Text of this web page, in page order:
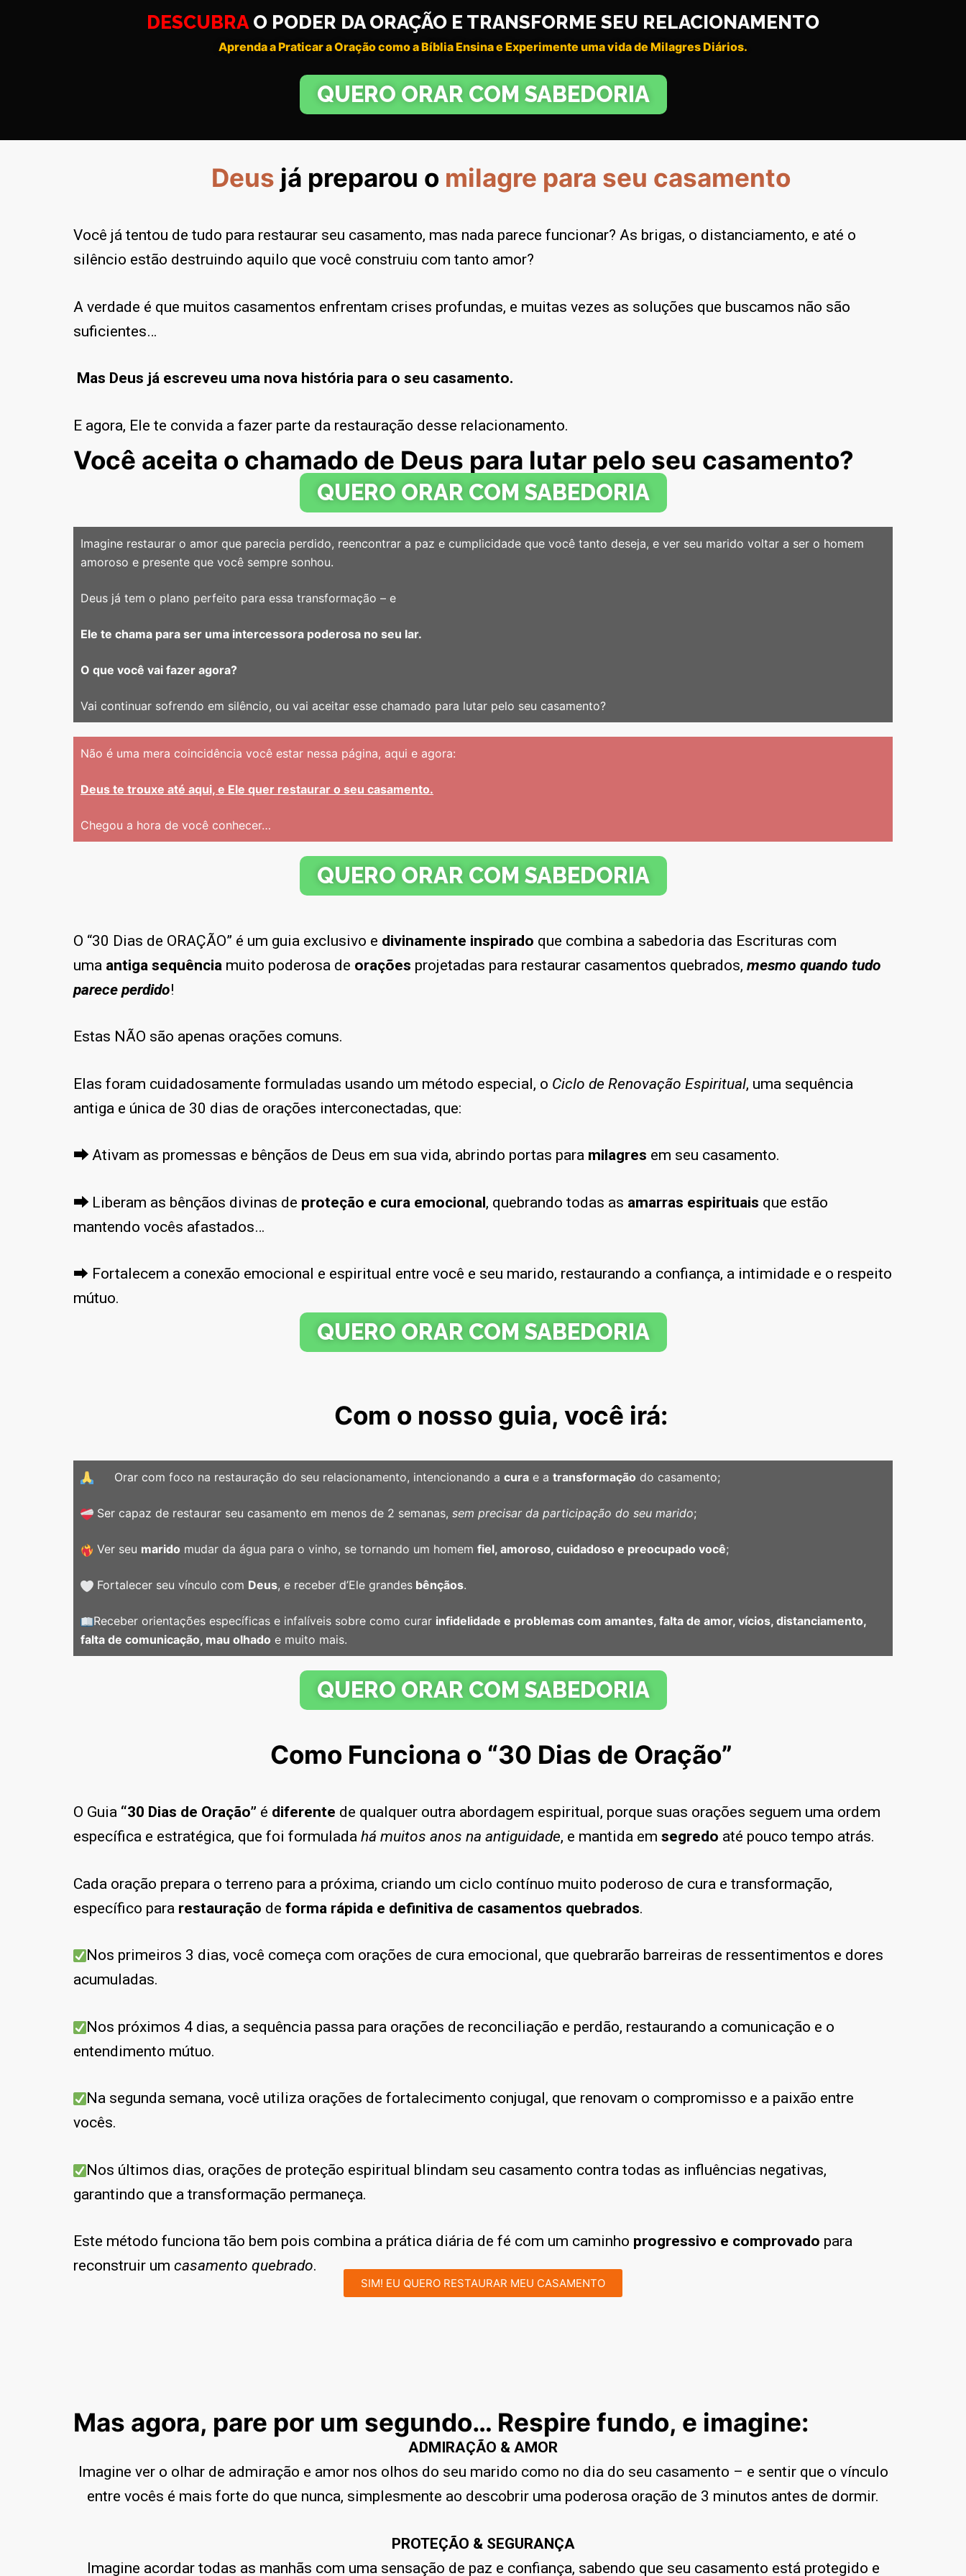
DESCUBRA O PODER DA ORAÇÃO E TRANSFORME SEU RELACIONAMENTO
Aprenda a Praticar a Oração como a Bíblia Ensina e Experimente uma vida de Milagres Diários.
QUERO ORAR COM SABEDORIA
Deus já preparou o milagre para seu casamento
Você já tentou de tudo para restaurar seu casamento, mas nada parece funcionar? As brigas, o distanciamento, e até o
silêncio estão destruindo aquilo que você construiu com tanto amor?
A verdade é que muitos casamentos enfrentam crises profundas, e muitas vezes as soluções que buscamos não são
suficientes…
Mas Deus já escreveu uma nova história para o seu casamento.
E agora, Ele te convida a fazer parte da restauração desse relacionamento.
Você aceita o chamado de Deus para lutar pelo seu casamento?
QUERO ORAR COM SABEDORIA
Imagine restaurar o amor que parecia perdido, reencontrar a paz e cumplicidade que você tanto deseja, e ver seu marido voltar a ser o homem
amoroso e presente que você sempre sonhou.
Deus já tem o plano perfeito para essa transformação – e
Ele te chama para ser uma intercessora poderosa no seu lar.
O que você vai fazer agora?
Vai continuar sofrendo em silêncio, ou vai aceitar esse chamado para lutar pelo seu casamento?
Não é uma mera coincidência você estar nessa página, aqui e agora:
Deus te trouxe até aqui, e Ele quer restaurar o seu casamento.
Chegou a hora de você conhecer…
QUERO ORAR COM SABEDORIA
O “30 Dias de ORAÇÃO” é um guia exclusivo e divinamente inspirado que combina a sabedoria das Escrituras com
uma antiga sequência muito poderosa de orações projetadas para restaurar casamentos quebrados, mesmo quando tudo
parece perdido!
Estas NÃO são apenas orações comuns.
Elas foram cuidadosamente formuladas usando um método especial, o Ciclo de Renovação Espiritual, uma sequência
antiga e única de 30 dias de orações interconectadas, que:
⮕ Ativam as promessas e bênçãos de Deus em sua vida, abrindo portas para milagres em seu casamento.
⮕ Liberam as bênçãos divinas de proteção e cura emocional, quebrando todas as amarras espirituais que estão
mantendo vocês afastados…
⮕ Fortalecem a conexão emocional e espiritual entre você e seu marido, restaurando a confiança, a intimidade e o respeito
mútuo.
QUERO ORAR COM SABEDORIA
Com o nosso guia, você irá:
Orar com foco na restauração do seu relacionamento, intencionando a cura e a transformação do casamento;
Ser capaz de restaurar seu casamento em menos de 2 semanas, sem precisar da participação do seu marido;
Ver seu marido mudar da água para o vinho, se tornando um homem fiel, amoroso, cuidadoso e preocupado você;
Fortalecer seu vínculo com Deus, e receber d’Ele grandes bênçãos.
Receber orientações específicas e infalíveis sobre como curar infidelidade e problemas com amantes, falta de amor, vícios, distanciamento,
falta de comunicação, mau olhado e muito mais.
QUERO ORAR COM SABEDORIA
Como Funciona o “30 Dias de Oração”
O Guia “30 Dias de Oração” é diferente de qualquer outra abordagem espiritual, porque suas orações seguem uma ordem
específica e estratégica, que foi formulada há muitos anos na antiguidade, e mantida em segredo até pouco tempo atrás.
Cada oração prepara o terreno para a próxima, criando um ciclo contínuo muito poderoso de cura e transformação,
específico para restauração de forma rápida e definitiva de casamentos quebrados.
Nos primeiros 3 dias, você começa com orações de cura emocional, que quebrarão barreiras de ressentimentos e dores
acumuladas.
Nos próximos 4 dias, a sequência passa para orações de reconciliação e perdão, restaurando a comunicação e o
entendimento mútuo.
Na segunda semana, você utiliza orações de fortalecimento conjugal, que renovam o compromisso e a paixão entre
vocês.
Nos últimos dias, orações de proteção espiritual blindam seu casamento contra todas as influências negativas,
garantindo que a transformação permaneça.
Este método funciona tão bem pois combina a prática diária de fé com um caminho progressivo e comprovado para
reconstruir um casamento quebrado.
SIM! EU QUERO RESTAURAR MEU CASAMENTO
Mas agora, pare por um segundo… Respire fundo, e imagine:
ADMIRAÇÃO & AMOR
Imagine ver o olhar de admiração e amor nos olhos do seu marido como no dia do seu casamento – e sentir que o vínculo
entre vocês é mais forte do que nunca, simplesmente ao descobrir uma poderosa oração de 3 minutos antes de dormir.
PROTEÇÃO & SEGURANÇA
Imagine acordar todas as manhãs com uma sensação de paz e confiança, sabendo que seu casamento está protegido e